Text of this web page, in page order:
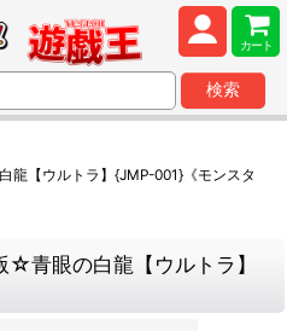
カート
検索
龍【ウルトラ】{JMP-001}《モンスタ
☆青眼の白龍【ウルトラ】